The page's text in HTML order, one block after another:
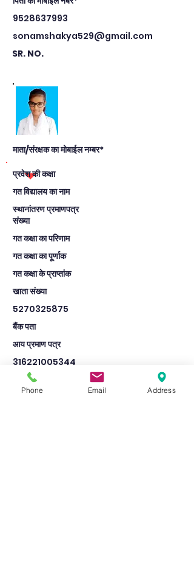
9528637993
sonamshakya529@gmail.com
SR. NO.
माता/संरक्षक का मोबाईल नम्बर*
प्रवेश की कक्षा
गत विद्यालय का नाम
स्थानांतरण प्रमाणपत्र
संख्या
गत कक्षा का परिणाम
गत कक्षा का पूर्णाक
गत कक्षा के प्राप्तांक
खाता संख्या
5270325875
बैंक पता
आय प्रमाण पत्र
316221005344
9th
lala siyaram i c sarsai nawar etawah
Phone Email Address